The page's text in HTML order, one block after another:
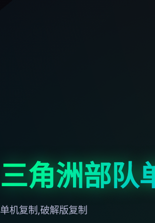
三角洲部队
单机复制,破解版复制